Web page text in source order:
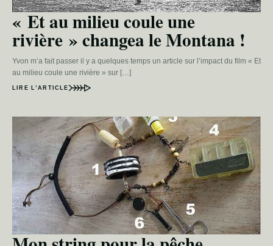
« Et au milieu coule une
rivière » changea le Montana !
Yvon m’a fait passer il y a quelques temps un article sur l’impact du film « Et
au milieu coule une rivière » sur […]
LIRE L’ARTICLE